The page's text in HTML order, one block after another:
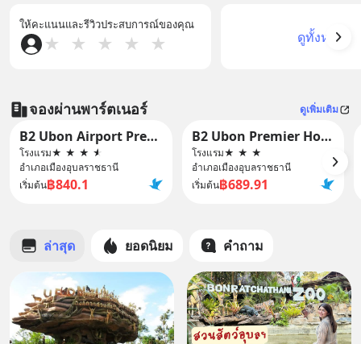
ให้คะแนนและรีวิวประสบการณ์ของคุณ
★ ★ ★ ★ ★ ดูทั้งหมด
จองผ่านพาร์ตเนอร์ ดูเพิ่มเติม
B2 Ubon Airport Premier Hotel
โรงแรม★ ★ ★ ★
อำเภอเมืองอุบลราชธานี
เริ่มต้น฿840.1
B2 Ubon Premier Hotel
โรงแรม★ ★ ★
อำเภอเมืองอุบลราชธานี
เริ่มต้น฿689.91
ล่าสุด ยอดนิยม คำถาม